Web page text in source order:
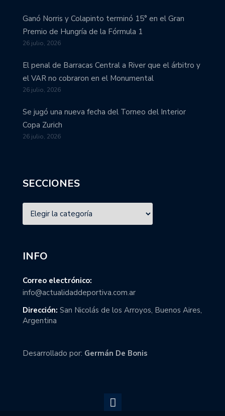
Ganó Norris y Colapinto terminó 15° en el Gran
Premio de Hungría de la Fórmula 1
26 julio, 2026
El penal de Barracas Central a River que el árbitro y
el VAR no cobraron en el Monumental
26 julio, 2026
Se jugó una nueva fecha del Torneo del Interior
Copa Zurich
26 julio, 2026
SECCIONES
INFO
Correo electrónico:
info@actualidaddeportiva.com.ar
Dirección: San Nicolás de los Arroyos, Buenos Aires,
Argentina
Desarrollado por: Germán De Bonis